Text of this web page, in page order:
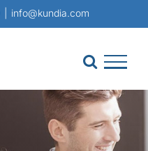
info@kundia.com